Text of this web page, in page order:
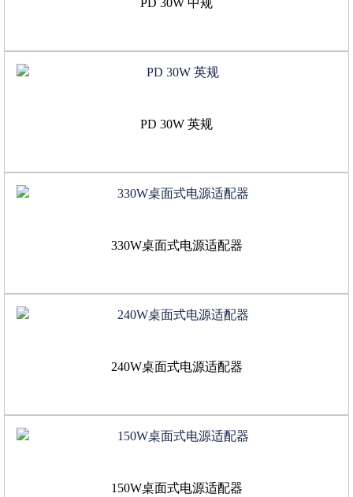
PD 30W 中规
PD 30W 英规
330W桌面式电源适配器
240W桌面式电源适配器
150W桌面式电源适配器